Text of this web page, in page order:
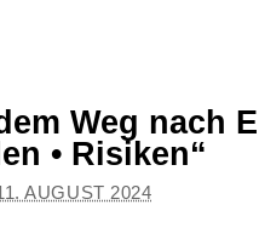
Weg nach
• Risiken“
AUGUST 2024